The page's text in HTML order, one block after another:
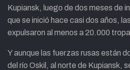
Kupiansk, luego de dos meses de
que se inició hace casi dos años,
expulsaron al menos a 20.000
Y aunque las fuerzas rusas están
del río Oskil, al norte de Kupiansk,